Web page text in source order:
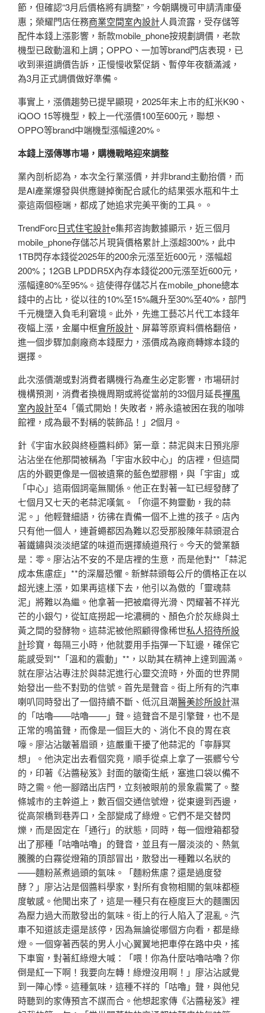
節，但確認“3月后價格將有調整”，今朝購機可申請清庫優
惠；榮耀門店任務商業空間室內設計人員流露，受存儲等
配件本錢上漲影響，新款mobile_phone按規劃調價，老款
機型已啟動溫和上調；OPPO、一加等brand門店表現，已
收到渠道調價告訴，正慢慢收緊促銷、暫停年夜額滿減，
為3月正式調價做好準備。
事實上，漲價趨勢已提早顯現，2025年末上市的紅米K90、
iQOO 15等機型，較上一代漲價100至600元，聯想、
OPPO等brand中端機型漲幅達20%。
本錢上漲傳導市場，購機戰略迎來調整
業內剖析認為，本次全行業漲價，并非brand主動抬價，而
是AI產業爆發與供應鏈掉衡配合感化的結果張水瓶和牛土
豪這兩個極端，都成了她追求完美平衡的工具。。
TrendForc日式住宅設計e集邦咨詢數據顯示，近三個月
mobile_phone存儲芯片現貨價格累計上漲超300%，此中
1TB閃存本錢從2025年的200余元漲至近600元，漲幅超
200%；12GB LPDDR5X內存本錢從200元漲至近600元，
漲幅達80%至95%。這使得存儲芯片在mobile_phone總本
錢中的占比，從以往的10%至15%飆升至30%至40%，部門
千元機墮入負毛利窘境。此外，先進工藝芯片代工本錢年
夜幅上漲，金屬中框會所設計 、屏幕等原資料價格翻倍，
進一個步驟加劇廠商本錢壓力，漲價成為廠商轉嫁本錢的
選擇。
此次漲價潮或對消費者購機行為產生必定影響，市場研討
機構預測，消費者換機周期或將從當前的33個月延長禪風
室內設計至4「儀式開始！失敗者，將永遠被困在我的咖啡
館裡，成為最不對稱的裝飾品！」2個月。
針《宇宙水餃與終極醬料師》第一章：蒜泥與末日預兆廖
沾沾坐在他那間被稱為「宇宙水餃中心」的店裡，但這間
店的外觀更像是一個被遺棄的藍色塑膠棚，與「宇宙」或
「中心」這兩個詞毫無關係。他正在對著一缸已經發酵了
七個月又七天的老蒜泥嘆氣。「你還不夠靈動，我的蒜
泥。」他輕聲細語，彷彿在責備一個不上進的孩子。店內
只有他一個人，連蒼蠅都因為難以忍受那股陳年蒜頭混合
著鐵鏽與淡淡絕望的味道而選擇繞道飛行。今天的營業額
是：零。廖沾沾不安的不是店裡的生意，而是他對**「蒜泥
成本焦慮症」**的深層恐懼。新鮮蒜頭每公斤的價格正在以
超光速上漲，如果再這樣下去，他引以為傲的「靈魂蒜
泥」將難以為繼。他拿著一把被磨得光滑、閃耀著不祥光
芒的小銀勺，從缸底撈起一坨濃稠的、顏色介於灰綠與土
黃之間的發酵物。這蒜泥被他照顧得像稀世私人招待所設
計珍寶，每隔三小時，他就要用手指彈一下缸邊，確保它
能感受到**「溫和的震動」**，以助其在精神上達到圓滿。
就在廖沾沾專注於與蒜泥進行心靈交流時，外面的世界開
始發出一些不對勁的信號。首先是聲音。街上所有的汽車
喇叭同時發出了一個持續不斷、低沉且潮醫美診所設計濕
的「咕嚕——咕嚕——」聲。這聲音不是引擎聲，也不是
正常的鳴笛聲，而像是一個巨大的、消化不良的胃在哀
嚎。廖沾沾皺著眉頭，這嚴重干擾了他蒜泥的「寧靜冥
想」。他決定出去看個究竟，順手從桌上拿了一張髒兮兮
的，印著《沾醬秘笈》封面的皺衛生紙，塞進口袋以備不
時之需。他一腳踏出店門，立刻被眼前的景象震驚了。整
條城市的主幹道上，數百個交通信號燈，從東邊到西邊，
從高架橋到巷弄口，全部變成了綠燈。它們不是交替閃
爍，而是固定在「通行」的狀態，同時，每一個燈箱都發
出了那種「咕嚕咕嚕」的聲音，並且有一層淡淡的、熱氣
騰騰的白霧從燈箱的頂部冒出，散發出一種難以名狀的
——麵粉蒸煮過頭的氣味。「麵粉焦慮？還是過度發
酵？」廖沾沾是個醬料學家，對所有食物相關的氣味都極
度敏感。他聞出來了，這是一種只有在極度巨大的麵團因
為壓力過大而散發出的氣味。街上的行人陷入了混亂。汽
車不知道該走還是該停，因為無論從哪個方向看，都是綠
燈。一個穿著西裝的男人小心翼翼地把車停在路中央，搖
下車窗，對著紅綠燈大喊：「喂！你為什麼咕嚕咕嚕？你
倒是紅一下啊！我要向左轉！綠燈沒用啊！」廖沾沾感覺
到一陣心悸。這種氣味，這種不祥的「咕嚕」聲，與他兒
時聽到的家傳預言不謀而合。他想起家傳《沾醬秘笈》裡